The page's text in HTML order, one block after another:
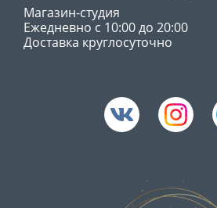
Магазин-студия
Ежедневно с 10:00 до 20:00
Доставка круглосуточно